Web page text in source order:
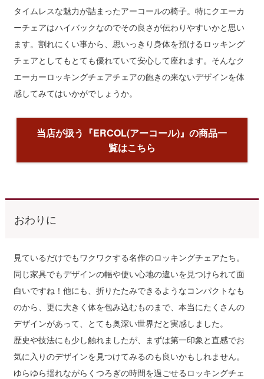
タイムレスな魅力が詰まったアーコールの椅子。特にクエーカ
ーチェアはハイバックなのでその良さが伝わりやすいかと思い
ます。割れにくい事から、思いっきり身体を預けるロッキング
チェアとしてもとても優れていて安心して座れます。そんなク
エーカーロッキングチェアチェアの飽きの来ないデザインを体
感してみてはいかがでしょうか。
当店が扱う『ERCOL(アーコール)』の商品一
覧はこちら
おわりに
見ているだけでもワクワクする名作のロッキングチェアたち。
同じ家具でもデザインの幅や使い心地の違いを見つけられて面
白いですね！他にも、折りたたみできるようなコンパクトなも
のから、更に大きく体を包み込むものまで、本当にたくさんの
デザインがあって、とても奥深い世界だと実感しました。
歴史や技法にも少し触れましたが、まずは第一印象と直感でお
気に入りのデザインを見つけてみるのも良いかもしれません。
ゆらゆら揺れながらくつろぎの時間を過ごせるロッキングチェ